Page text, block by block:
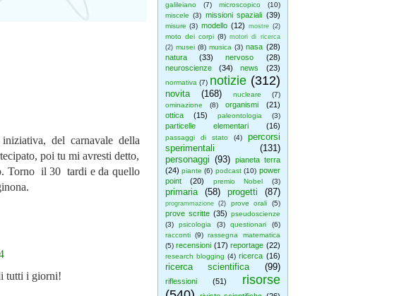
galileiano
(7) microscopico
(10)
miscele (3) missioni spaziali (39)
misure (3) modello (12) mostre (2)
moto dei corpi (8) motori di ricerca
(2) musei (8) musica (3) nasa (28)
natura
(33) nervoso
(28)
neuroscienze
(34) news (23)
normativa (7) notizie (312)
novita (168) nucleare
(7)
ominazione
(8) organismi
(21)
ottica
(15) paleontologia (3)
particelle elementari (16)
passaggi di stato (4)
percorsi
sperimentali
(131)
personaggi (93)
pianeta terra
(24) piante (6) podcast (10) power
point
(20) premio Nobel (3)
primaria (58) progetti (87)
programmazione (2) prove orali (5)
prove scritte (35) pseudoscienze
(3)
psicologia (3) questionari
(6)
racconti (9) rassegna matematica
(5) recensioni (17) reportage (22)
research blogging (4) ricerca (16)
ricerca scientifica (99)
riflessioni (51)
risorse
del carnavale della
poi tu mi avresti detto,
Torno il 30 tardi e da quello
tutti i giorni!